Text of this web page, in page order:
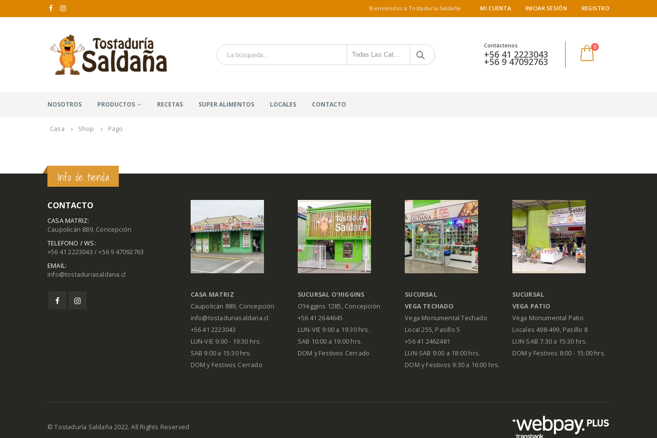
Bienvenidos a Tostaduría Saldaña MI CUENTA INICIAR SESIÓN REGISTRO
Todas Las Categorías
Contáctenos
+56 41 2223043
+56 9 47092763
0
NOSOTROS PRODUCTOS RECETAS SUPER ALIMENTOS LOCALES CONTACTO
Casa Shop Pago
Info de tienda
CONTACTO
CASA MATRIZ:
Caupolicán 889, Concepción
TELEFONO / WS:
+56 41 2223043 / +56 9 47092763
EMAIL:
info@tostaduriasaldana.cl
CASA MATRIZ
Caupolicán 889, Concepción
info@tostaduriasaldana.cl
+56 41 2223043
LUN-VIE 9:00 - 19:30 hrs.
SAB 9:00 a 15:30 hrs.
DOM y Festivos Cerrado
SUCURSAL O’HIGGINS
O’Higgins 1285, Concepción
+56 41 2644645
LUN-VIE 9:00 a 19:30 hrs.
SAB 10:00 a 19:00 hrs.
DOM y Festivos Cerrado
SUCURSAL
VEGA TECHADO
Vega Monumental Techado
Local 255, Pasillo 5
+56 41 2462481
LUN-SAB 9:00 a 18:00 hrs.
DOM y Festivos 9:30 a 16:00 hrs.
SUCURSAL
VEGA PATIO
Vega Monumental Patio
Locales 498-499, Pasillo 8
LUN-SAB 7:30 a 15:30 hrs.
DOM y Festivos 8:00 - 15:00 hrs.
© Tostaduría Saldaña 2022. All Rights Reserved